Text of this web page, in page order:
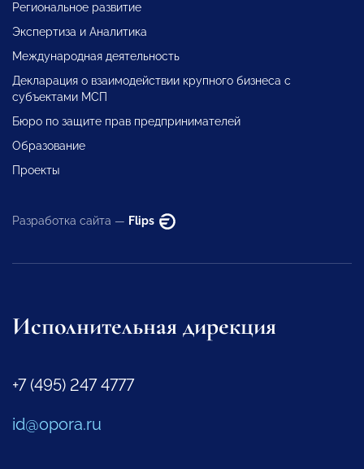
Региональное развитие
Экспертиза и Аналитика
Международная деятельность
Декларация о взаимодействии крупного бизнеса с
субъектами МСП
Бюро по защите прав предпринимателей
Образование
Проекты
Разработка сайта — Flips
Исполнительная дирекция
+7 (495) 247 4777
id@opora.ru